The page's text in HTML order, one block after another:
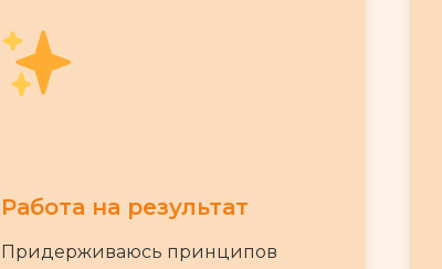
Работа на результат
Придерживаюсь принципов